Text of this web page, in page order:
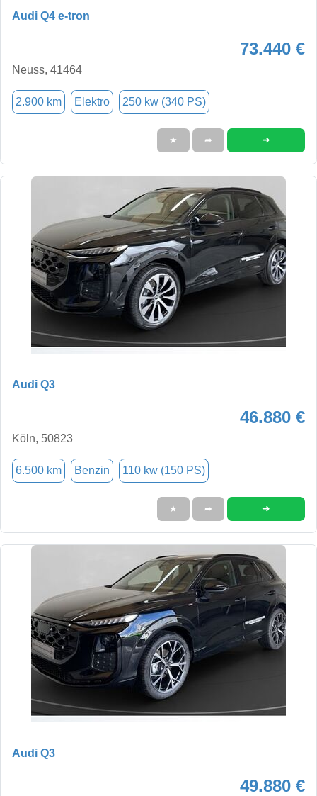
Audi Q4 e-tron
73.440 €
Neuss, 41464
2.900 km Elektro 250 kw (340 PS)
★ ➦ ➜
Audi Q3
46.880 €
Köln, 50823
6.500 km Benzin 110 kw (150 PS)
★ ➦ ➜
Audi Q3
49.880 €